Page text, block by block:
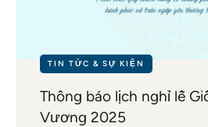
TIN TỨC & SỰ KIỆN
Thông báo lịch nghỉ lễ
Vương 2025